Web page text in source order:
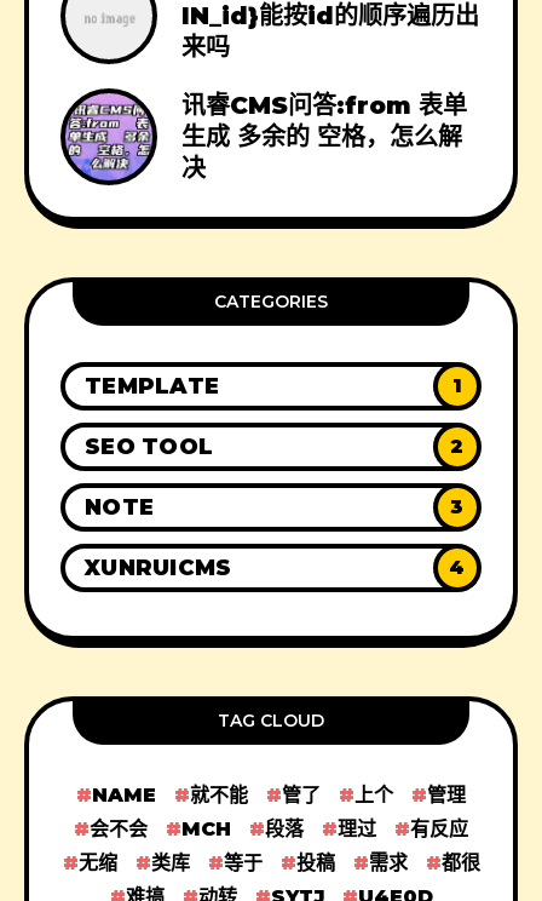
IN_id}能按id的顺序遍历出
来吗
讯睿CMS问答:from 表单
生成 多余的 空格，怎么解
决
CATEGORIES
TEMPLATE 1
SEO TOOL 2
NOTE 3
XUNRUICMS 4
TAG CLOUD
NAME 就不能 管了 上个
管理
会不会
MCH 段落 理过
有反应
无缩
类库 等于 投稿 需求
都很